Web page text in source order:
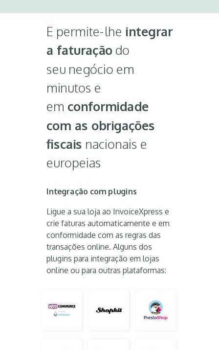
Integração com plugins
Ligue a sua loja ao InvoiceXpress e
crie faturas automaticamente e em
conformidade com as regras das
transações online. Alguns dos
plugins para integração em lojas
online ou para outras plataformas:
E permite-lhe integrar
a faturaçãodo
seu negócio em
minutos e
em conformidade
com as obrigações
fiscais nacionais e
europeias